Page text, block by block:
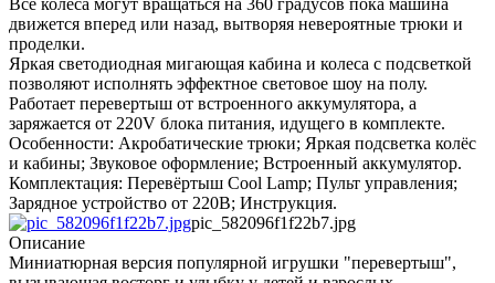
движется вперед или назад, вытворяя невероятные трюки и
проделки.
Яркая светодиодная мигающая кабина и колеса с подсветкой
позволяют исполнять эффектное световое шоу на полу.
Работает перевертыш от встроенного аккумулятора, а
заряжается от 220V блока питания, идущего в комплекте.
Особенности: Акробатические трюки; Яркая подсветка колёс
и кабины; Звуковое оформление; Встроенный аккумулятор.
Комплектация: Перевёртыш Cool Lamp; Пульт управления;
Зарядное устройство от 220В; Инструкция.
pic_582096f1f22b7.jpg
Описание
Миниатюрная версия популярной игрушки "перевертыш",